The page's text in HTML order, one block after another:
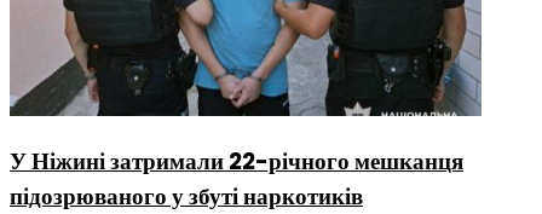
У Ніжині затримали 22-річного мешканця
підозрюваного у збуті наркотиків